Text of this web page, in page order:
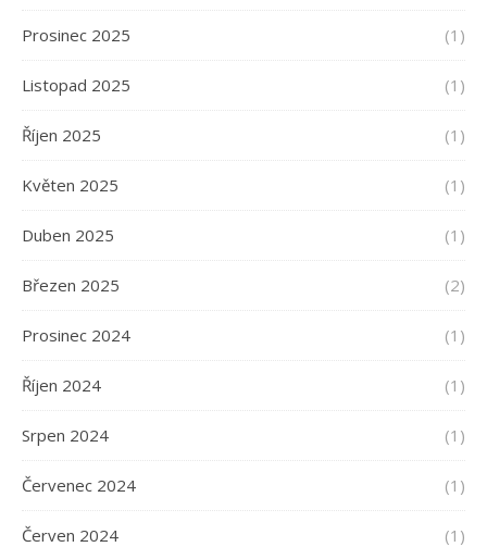
Prosinec 2025 (1)
Listopad 2025 (1)
Říjen 2025 (1)
Květen 2025 (1)
Duben 2025 (1)
Březen 2025 (2)
Prosinec 2024 (1)
Říjen 2024 (1)
Srpen 2024 (1)
Červenec 2024 (1)
Červen 2024 (1)